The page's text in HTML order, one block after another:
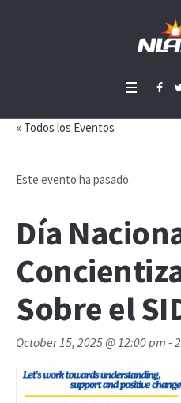
« Todos los Eventos
Este evento ha pasado.
Día
Sobre el
October 15, 2025 @ 12:00 pm -